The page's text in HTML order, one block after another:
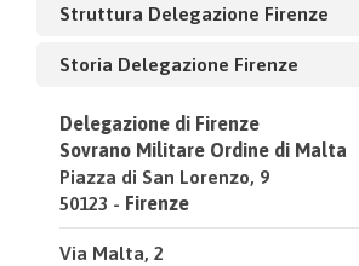
Struttura Delegazione Firenze
Storia Delegazione Firenze
Delegazione di Firenze
Sovrano Militare Ordine di Malta
Piazza di San Lorenzo, 9
50123 - Firenze
Via Malta, 2